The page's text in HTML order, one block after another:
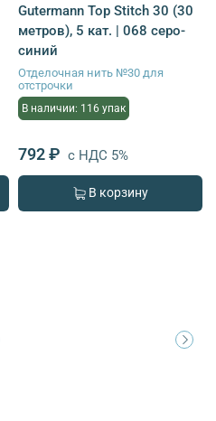
Gutermann Top Stitch 30 (30
метров), 5 кат. | 068 серо-
синий
Отделочная нить №30 для
отстрочки
В наличии: 116 упак
792 ₽ с НДС 5%
В корзину